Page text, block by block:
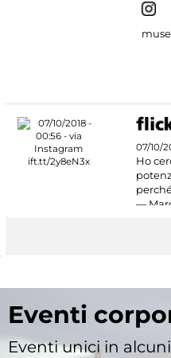
07/10/
Ho
—
Eventi
Eventi unici in